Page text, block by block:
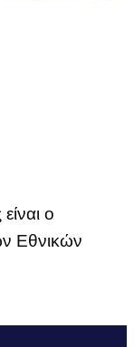
ο
Εθνικών